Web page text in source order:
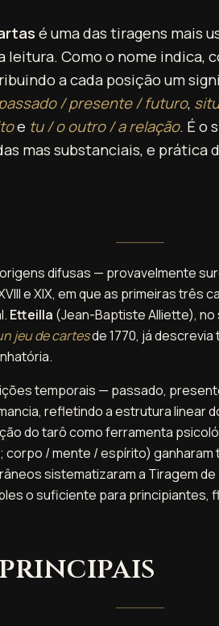
é uma das tiragens mais
leitura. Como o nome indica,
a cada posição um
/ presente / futuro,
e tu / o outro / a relação. É o
mas substanciais, e prática
difusas — provavelmente
e XIX, em que as primeiras três
Etteilla (Jean-Baptiste Alliette), no
jeu de cartesde 1770, já
temporais — passado,
refletindo a estrutura linear
do tarô como ferramenta
/ mente / espírito) ganharam
sistematizaram a Tiragem
o suficiente para principiantes,